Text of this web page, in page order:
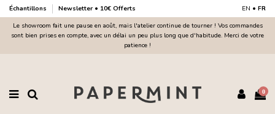
Échantillons Newsletter • 10€ Offerts EN • FR
Le showroom fait une pause en août, mais l'atelier continue de tourner ! Vos commandes
sont bien prises en compte, avec un délai un peu plus long que d'habitude. Merci de votre
patience !
0